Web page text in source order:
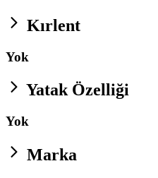
Kırlent
Yok
Yatak Özelliği
Yok
Marka